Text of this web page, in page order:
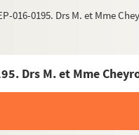
016-0195. Drs M. et Mme
Drs M. et Mme
arrondissement
arrondissement